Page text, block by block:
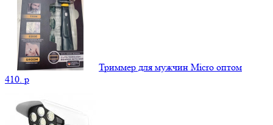
Триммер для мужчин Micro оптом
410. p